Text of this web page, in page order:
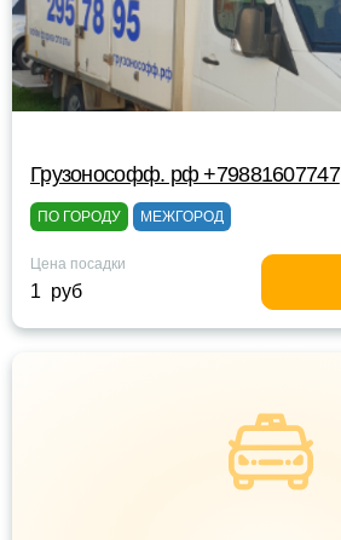
Грузонософф. рф +79881607747
ПО ГОРОДУ МЕЖГОРОД
Цена посадки
1 руб